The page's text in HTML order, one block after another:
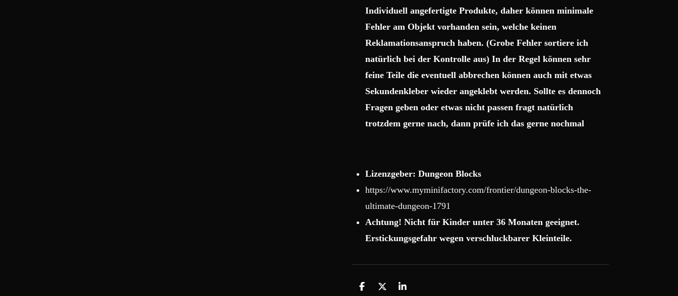
Individuell angefertigte Produkte, daher können minimale
Fehler am Objekt vorhanden sein, welche keinen
Reklamationsanspruch haben. (Grobe Fehler sortiere ich
natürlich bei der Kontrolle aus) In der Regel können sehr
feine Teile die eventuell abbrechen können auch mit etwas
Sekundenkleber wieder angeklebt werden. Sollte es dennoch
Fragen geben oder etwas nicht passen fragt natürlich
trotzdem gerne nach, dann prüfe ich das gerne nochmal
Lizenzgeber: Dungeon Blocks
https://www.myminifactory.com/frontier/dungeon-blocks-the-
ultimate-dungeon-1791
Achtung! Nicht für Kinder unter 36 Monaten geeignet.
Erstickungsgefahr wegen verschluckbarer Kleinteile.
T
T
T